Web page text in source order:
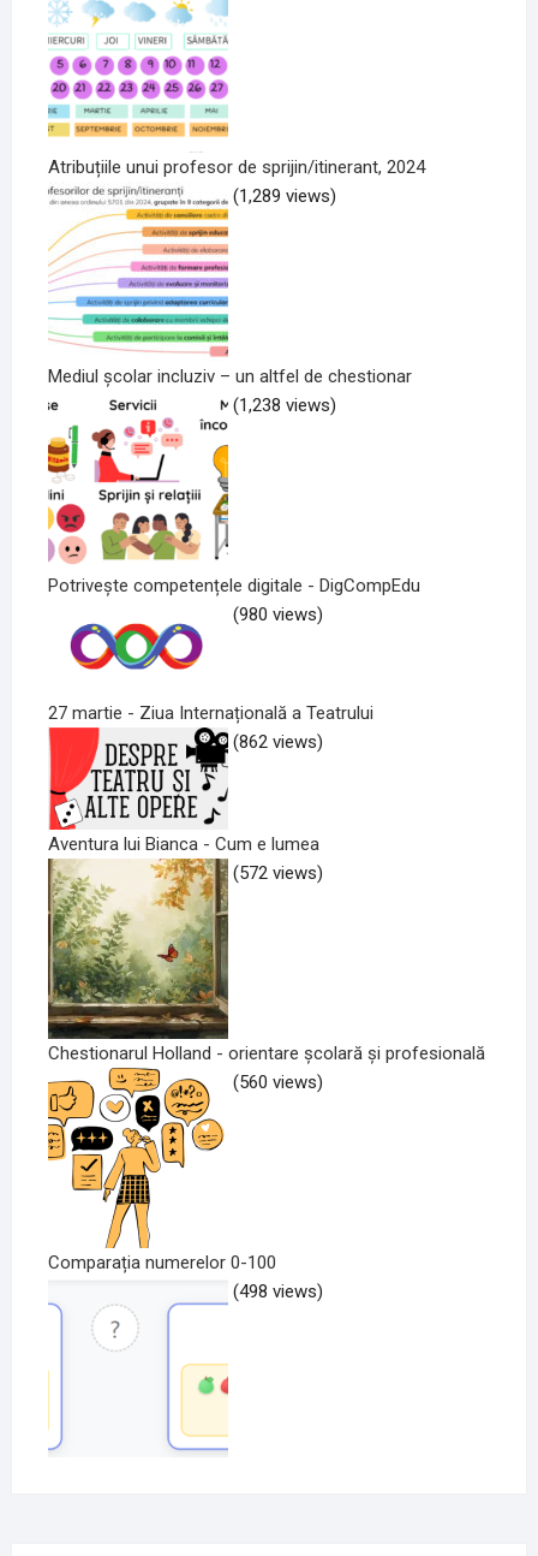
Atribuțiile unui profesor de sprijin/itinerant, 2024
(1,289 views)
Mediul școlar incluziv – un altfel de chestionar
(1,238 views)
Potrivește competențele digitale - DigCompEdu
(980 views)
27 martie - Ziua Internațională a Teatrului
(862 views)
Aventura lui Bianca - Cum e lumea
(572 views)
Chestionarul Holland - orientare școlară și profesională
(560 views)
Comparația numerelor 0-100
(498 views)